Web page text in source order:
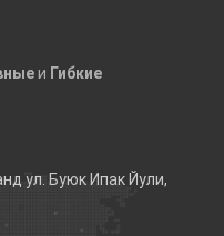
и Гибкие
ул. Буюк Ипак Йули,